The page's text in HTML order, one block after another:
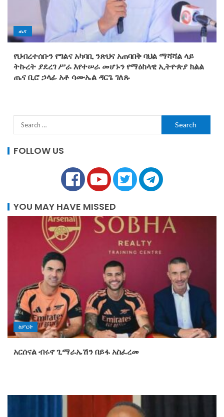
ጤና
የህብረተሰቡን የግልና አካባቢ ንጽህና አጠባበቅ ባህል ማሻሻል ላይ
ትኩረት ያደረገ ሥራ እየተሠራ መሆኑን የማዕከላዊ ኢትዮጵያ ክልል
ጤና ቢሮ ኃላፊ አቶ ሳሙኤል ዳርጌ ገለጹ
FOLLOW US
YOU MAY HAVE MISSED
ስፖርት
አርሰናል ብሩኖ ጊማራኤሽን በይፋ አስፈረመ